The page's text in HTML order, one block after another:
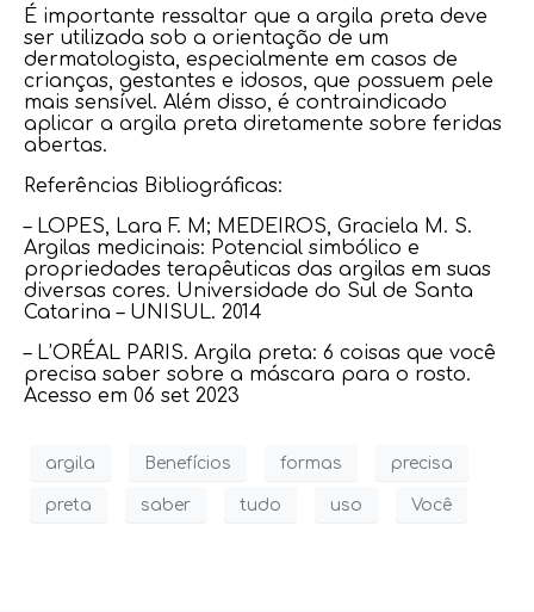
É importante ressaltar que a argila preta deve
ser utilizada sob a orientação de um
dermatologista, especialmente em casos de
crianças, gestantes e idosos, que possuem pele
mais sensível. Além disso, é contraindicado
aplicar a argila preta diretamente sobre feridas
abertas.
Referências Bibliográficas:
– LOPES, Lara F. M; MEDEIROS, Graciela M. S.
Argilas medicinais: Potencial simbólico e
propriedades terapêuticas das argilas em suas
diversas cores. Universidade do Sul de Santa
Catarina – UNISUL. 2014
– L’ORÉAL PARIS. Argila preta: 6 coisas que você
precisa saber sobre a máscara para o rosto.
Acesso em 06 set 2023
argila Benefícios formas precisa
preta saber tudo uso Você